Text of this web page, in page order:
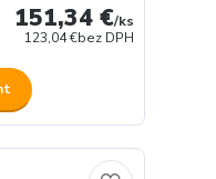
151,34 €/ks
123,04 €bez DPH